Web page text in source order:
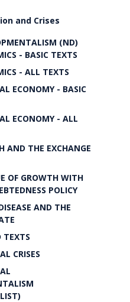
and Crises
(ND)
- BASIC TEXTS
- ALL TEXTS
ECONOMY - BASIC
ECONOMY - ALL
AND THE EXCHANGE
OF GROWTH WITH
POLICY
AND THE
TEXTS
CRISES